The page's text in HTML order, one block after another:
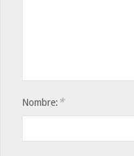
Nombre: *